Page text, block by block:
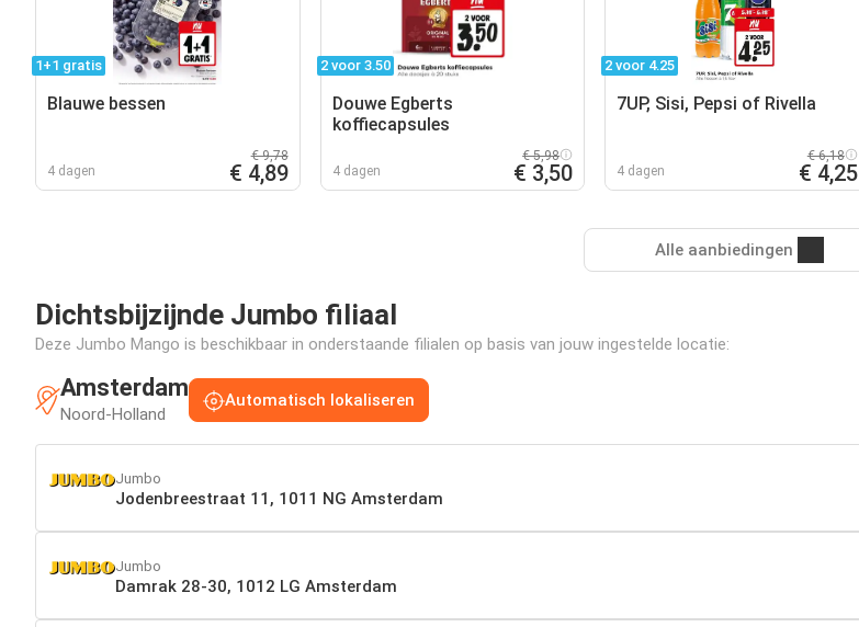
1+1 gratis
Blauwe bessen
4 dagen
€ 9,78
€ 4,89
2 voor 3.50
Douwe Egberts
koffiecapsules
4 dagen
€ 5,98
€ 3,50
2 voor 4.25
7UP, Sisi, Pepsi of Rivella
4 dagen
€ 6,18
€ 4,25
Alle aanbiedingen
Dichtsbijzijnde Jumbo filiaal
Deze Jumbo Mango is beschikbaar in onderstaande filialen op basis van jouw ingestelde locatie:
Amsterdam
Noord-Holland
Automatisch lokaliseren
Jumbo
Jodenbreestraat 11, 1011 NG Amsterdam
Jumbo
Damrak 28-30, 1012 LG Amsterdam